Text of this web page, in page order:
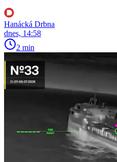
Hanácká Drbna
dnes, 14:58
2 min